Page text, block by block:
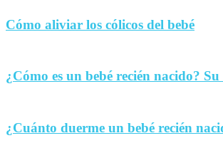
Cómo aliviar los cólicos del bebé
¿Cómo es un bebé recién nacido? Su
¿Cuánto duerme un bebé recién